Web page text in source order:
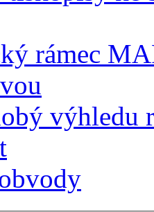
rámec
výhledu